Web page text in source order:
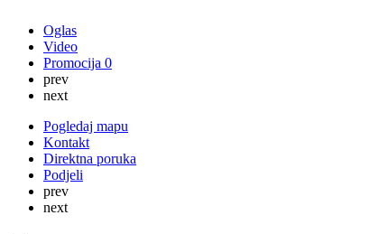
Oglas
Video
Promocija 0
prev
next
Pogledaj mapu
Kontakt
Direktna poruka
Podjeli
prev
next